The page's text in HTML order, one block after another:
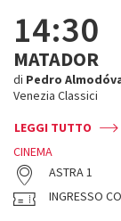
14:30
MATADOR
di Pedro
Venezia Classici
LEGGI TUTTO
CINEMA
ASTRA 1
INGRESSO